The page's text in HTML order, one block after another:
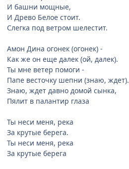
И башни мощные,
И Древо Белое стоит.
Слегка под ветром шелестит.
Амон Дина огонек (огонек) -
Как же он еще далек (ой, далек).
Ты мне ветер помоги -
Папе весточку шепни (знаю, ждет).
Знаю, ждет давно домой сынка,
Пялит в палантир глаза
Ты неси меня, река
За крутые берега.
Ты неси меня, река
За крутые берега